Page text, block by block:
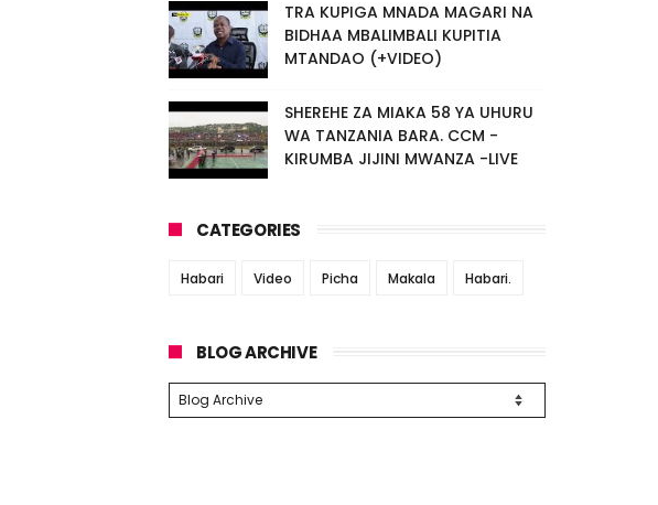
TRA KUPIGA MNADA MAGARI NA
BIDHAA MBALIMBALI KUPITIA
MTANDAO (+VIDEO)
SHEREHE ZA MIAKA 58 YA UHURU
WA TANZANIA BARA. CCM -
KIRUMBA JIJINI MWANZA -LIVE
CATEGORIES
Habari Video Picha Makala Habari.
BLOG ARCHIVE